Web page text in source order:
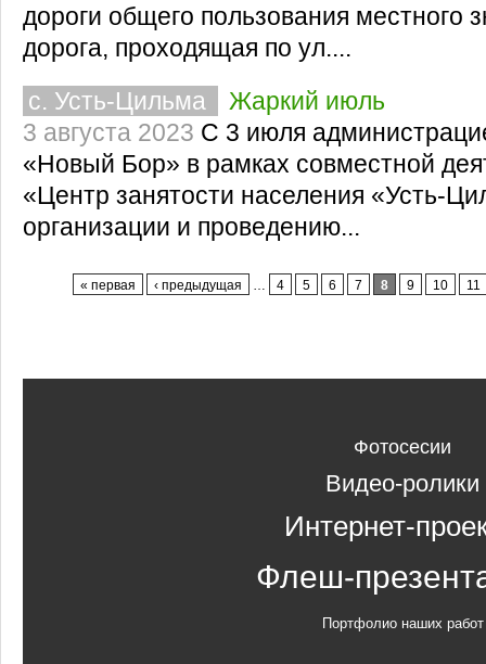
дороги общего пользования местного
дорога, проходящая по ул....
с. Усть-Цильма
Жаркий июль
3 августа 2023 С 3 июля
«Новый Бор» в рамках совместной
«Центр занятости населения «Усть-
организации и проведению...
« первая ‹ предыдущая 4 5 6 7 8 9 10 11
Фотосесии
Видео-ролики
Интернет-
Флеш-
Портфолио наших работ